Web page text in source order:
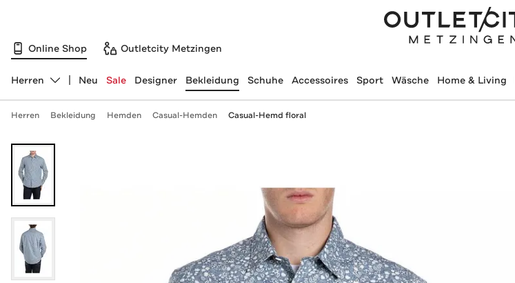
Online Shop Outletcity Metzingen
Abteilung ändern, ausgewählt:
Herren Neu Sale Designer Bekleidung Schuhe Accessoires Sport Wäsche Home & Living
Herren Bekleidung Hemden Casual-Hemden Casual-Hemd floral